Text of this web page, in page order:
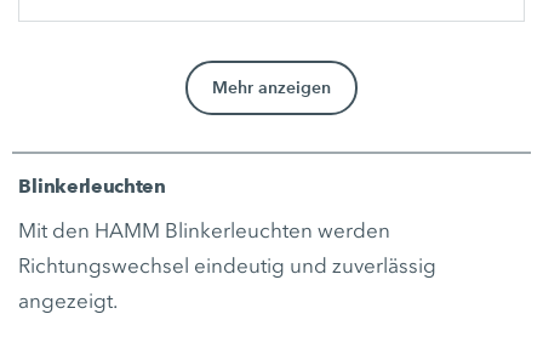
Mehr anzeigen
Blinkerleuchten
Mit den HAMM Blinkerleuchten werden
Richtungswechsel eindeutig und zuverlässig
angezeigt.